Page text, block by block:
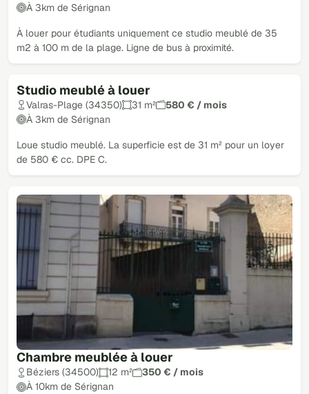
À 3km de Sérignan
À louer pour étudiants uniquement ce studio meublé de 35
m2 à 100 m de la plage. Ligne de bus à proximité.
Studio meublé à louer
Valras-Plage (34350) 31 m²
580 € / mois
À 3km de Sérignan
Loue studio meublé. La superficie est de 31 m² pour un loyer
de 580 € cc. DPE C.
Chambre meublée à louer
Béziers (34500) 12 m²
350 € / mois
À 10km de Sérignan